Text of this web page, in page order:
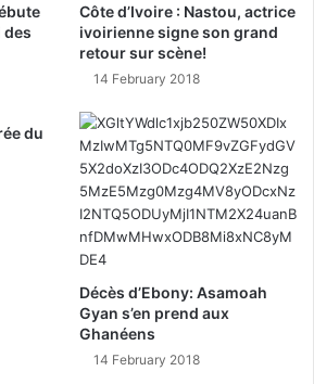
des
Côte d’Ivoire : Nastou, actrice
ivoirienne signe son grand
retour sur scène!
14 February 2018
du
Décès d’Ebony: Asamoah
Gyan s’en prend aux
Ghanéens
14 February 2018